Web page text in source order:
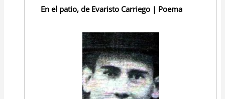
En el patio, de Evaristo Carriego | Poema